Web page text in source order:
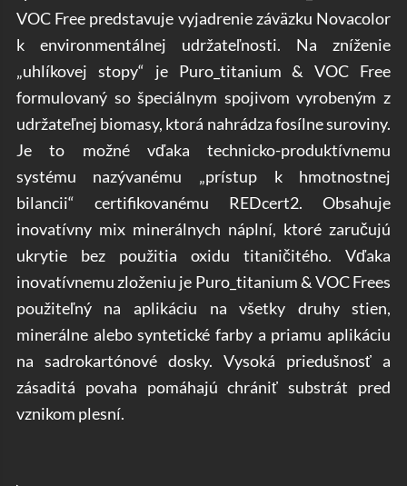
VOC Free predstavuje vyjadrenie záväzku Novacolor
k environmentálnej udržateľnosti. Na zníženie
„uhlíkovej stopy“ je Puro_titanium & VOC Free
formulovaný so špeciálnym spojivom vyrobeným z
udržateľnej biomasy, ktorá nahrádza fosílne suroviny.
Je to možné vďaka technicko-produktívnemu
systému nazývanému „prístup k hmotnostnej
bilancii“ certifikovanému REDcert2. Obsahuje
inovatívny mix minerálnych náplní, ktoré zaručujú
ukrytie bez použitia oxidu titaničitého. Vďaka
inovatívnemu zloženiu je Puro_titanium & VOC Frees
použiteľný na aplikáciu na všetky druhy stien,
minerálne alebo syntetické farby a priamu aplikáciu
na sadrokartónové dosky. Vysoká priedušnosť a
zásaditá povaha pomáhajú chrániť substrát pred
vznikom plesní.